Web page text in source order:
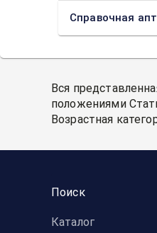
Справочная
Вся
положениями
Возрастная
Поиск
Каталог